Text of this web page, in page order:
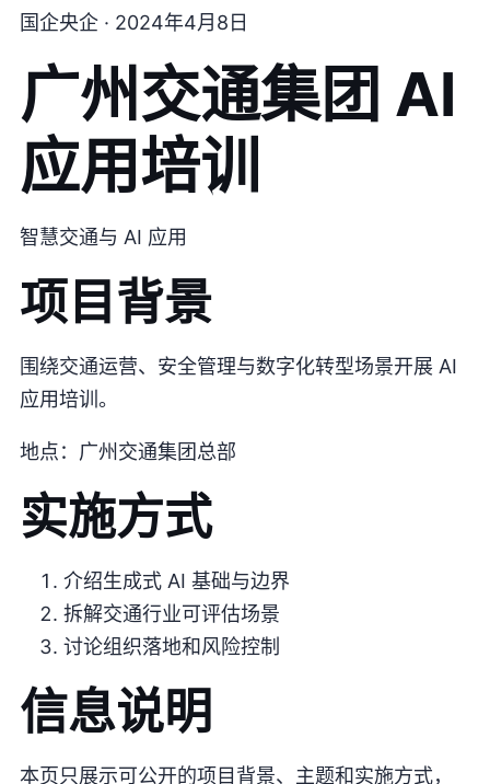
国企央企 · 2024年4月8日
广州交通集团 AI
应用培训
智慧交通与 AI 应用
项目背景
围绕交通运营、安全管理与数字化转型场景开展 AI
应用培训。
地点：广州交通集团总部
实施方式
介绍生成式 AI 基础与边界
拆解交通行业可评估场景
讨论组织落地和风险控制
信息说明
本页只展示可公开的项目背景、主题和实施方式，